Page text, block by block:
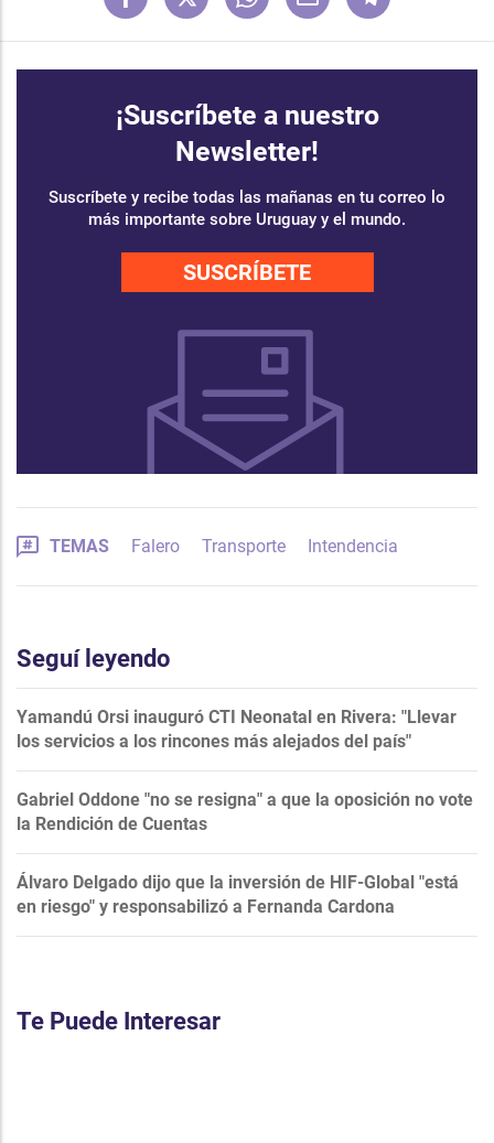
¡Suscríbete a nuestro
Newsletter!
Suscríbete y recibe todas las mañanas en tu correo lo
más importante sobre Uruguay y el mundo.
SUSCRÍBETE
TEMAS Falero Transporte Intendencia
Seguí leyendo
Yamandú Orsi inauguró CTI Neonatal en Rivera: "Llevar
los servicios a los rincones más alejados del país"
Gabriel Oddone "no se resigna" a que la oposición no vote
la Rendición de Cuentas
Álvaro Delgado dijo que la inversión de HIF-Global "está
en riesgo" y responsabilizó a Fernanda Cardona
Te Puede Interesar